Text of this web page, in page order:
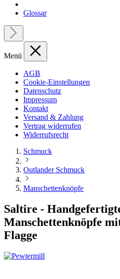
Glossar
Menü
AGB
Cookie-Einstellungen
Datenschutz
Impressum
Kontakt
Versand & Zahlung
Vertrag widerrufen
Widerrufsrecht
Schmuck
Outlander Schmuck
Manschettenknöpfe
Saltire -
Manschettenknöpfe
Flagge